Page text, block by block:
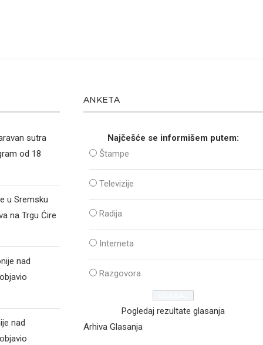
sutra
od 18
u Sremsku
na Trgu Ćire
nad
nad
ANKETA
Najčešće se informišem putem:
Štampe
Televizije
Radija
Interneta
Razgovora
Pogledaj rezultate glasanja
Arhiva Glasanja